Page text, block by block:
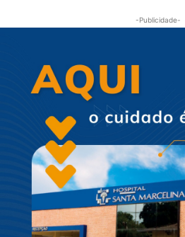
-Publicidade-